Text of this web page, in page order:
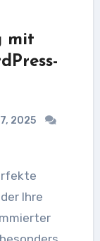
mit
2025
Ihre